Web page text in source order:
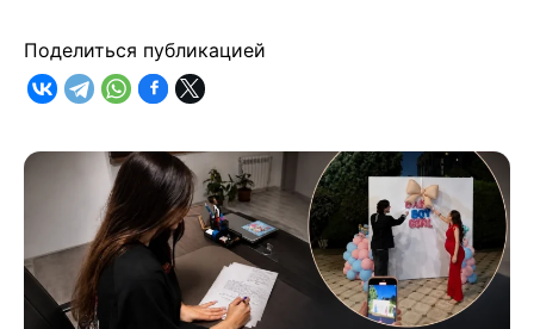
Поделиться публикацией